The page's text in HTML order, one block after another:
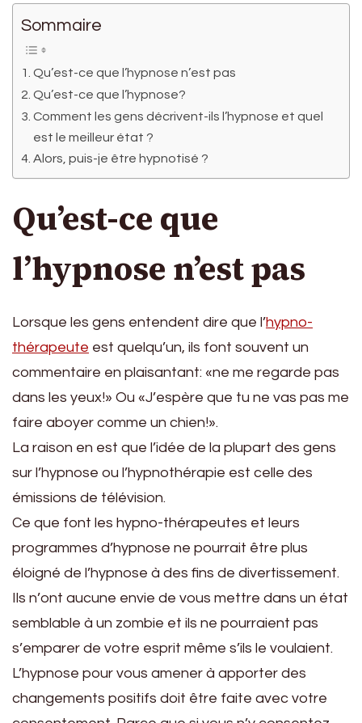
Sommaire
Qu’est-ce que l’hypnose n’est pas
Qu’est-ce que l’hypnose?
Comment les gens décrivent-ils l’hypnose et quel
est le meilleur état ?
Alors, puis-je être hypnotisé ?
Qu’est-ce que
l’hypnose n’est pas
Lorsque les gens entendent dire que l’hypno-
thérapeute est quelqu’un, ils font souvent un
commentaire en plaisantant: «ne me regarde pas
dans les yeux!» Ou «J’espère que tu ne vas pas me
faire aboyer comme un chien!».
La raison en est que l’idée de la plupart des gens
sur l’hypnose ou l’hypnothérapie est celle des
émissions de télévision.
Ce que font les hypno-thérapeutes et leurs
programmes d’hypnose ne pourrait être plus
éloigné de l’hypnose à des fins de divertissement.
Ils n’ont aucune envie de vous mettre dans un état
semblable à un zombie et ils ne pourraient pas
s’emparer de votre esprit même s’ils le voulaient.
L’hypnose pour vous amener à apporter des
changements positifs doit être faite avec votre